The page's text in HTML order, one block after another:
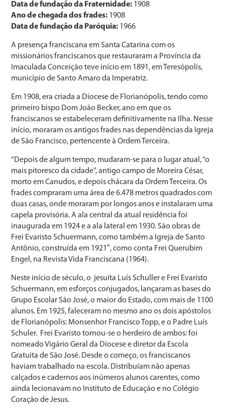
Data de fundação da Fraternidade: 1908
Ano de chegada dos frades: 1908
Data de fundação da Paróquia: 1966
A presença franciscana em Santa Catarina com os
missionários franciscanos que restauraram a Província da
Imaculada Conceição teve início em 1891, em Teresópolis,
município de Santo Amaro da Imperatriz.
Em 1908, era criada a Diocese de Florianópolis, tendo como
primeiro bispo Dom João Becker, ano em que os
franciscanos se estabeleceram definitivamente na Ilha. Nesse
início, moraram os antigos frades nas dependências da Igreja
de São Francisco, pertencente à Ordem Terceira.
“Depois de algum tempo, mudaram-se para o lugar atual, “o
mais pitoresco da cidade”, antigo campo de Moreira César,
morto em Canudos, e depois chácara da Ordem Terceira. Os
frades compraram uma área de 6.478 metros quadrados com
duas casas, onde moraram por longos anos e instalaram uma
capela provisória. A ala central da atual residência foi
inaugurada em 1924 e a ala lateral em 1930. São obras de
Frei Evaristo Schuermann, como também a Igreja de Santo
Antônio, construída em 1921″, como conta Frei Querubim
Engel, na Revista Vida Franciscana (1964).
Neste início de século, o jesuíta Luís Schuller e Frei Evaristo
Schuermann, em esforços conjugados, lançaram as bases do
Grupo Escolar São José, o maior do Estado, com mais de 1100
alunos. Em 1925, faleceram no mesmo ano os dois apóstolos
de Florianópolis: Monsenhor Francisco Topp, e o Padre Luís
Schuler. Frei Evaristo tornou-se o herdeiro de ambos: foi
nomeado Vigário Geral da Diocese e diretor da Escola
Gratuita de São José. Desde o começo, os franciscanos
haviam trabalhado na escola. Distribuíam não apenas
calçados e cadernos aos inúmeros alunos carentes, como
ainda lecionavam no Instituto de Educação e no Colégio
Coração de Jesus.